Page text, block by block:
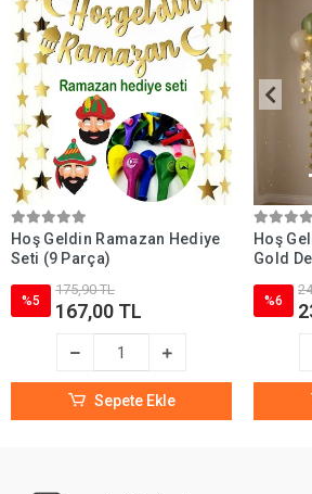
Hoş Geldin Ramazan Hediye
Seti (9 Parça)
%5
175,90 TL
167,00 TL
Sepete Ekle
Hoş
Gold
%6